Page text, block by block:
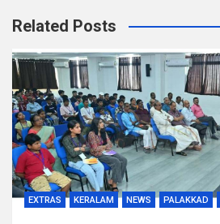
Related Posts
EXTRAS KERALAM NEWS PALAKKAD